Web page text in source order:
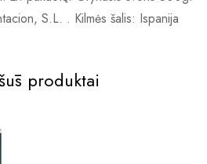
S.L. . Kilmės šalis: Ispanija
produktai